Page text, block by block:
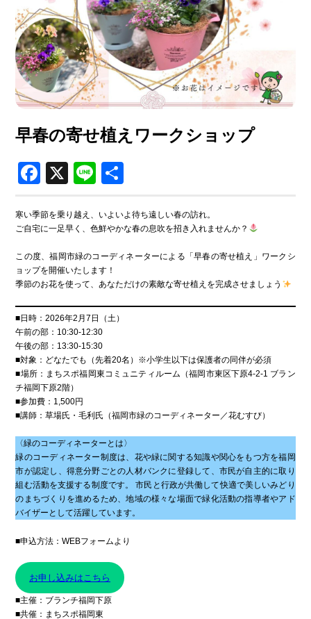
-支援を受ける
●運営団体アタラボ
ACTION TOWN LAB.
-アタラボとは
-アタラボからのお知らせ
●寄附・ボランティア
Join Us
-賛助会員で応援する
-ボランティアで応援する
●お問い合わせ
Contact
早春の寄せ植えワークショップ
Facebook
X Line
寒い季節を乗り越え、いよいよ待ち遠しい春の訪れ。
ご自宅に一足早く、色鮮やかな春の息吹を招き入れませんか？
この度、福岡市緑のコーディネーターによる「早春の寄せ植え」ワークシ
ョップを開催いたします！
季節のお花を使って、あなただけの素敵な寄せ植えを完成させましょう
■日時：2026年2月7日（土）
午前の部：10:30-12:30
午後の部：13:30-15:30
■対象：どなたでも（先着20名）※小学生以下は保護者の同伴が必須
■場所：まちスポ福岡東コミュニティルーム（福岡市東区下原4-2-1 ブラン
チ福岡下原2階）
■参加費：1,500円
■講師：草場氏・毛利氏（福岡市緑のコーディネーター／花むすび）
〈緑のコーディネーターとは〉
緑のコーディネーター制度は、花や緑に関する知識や関心をもつ方を福岡
市が認定し、得意分野ごとの人材バンクに登録して、市民が自主的に取り
組む活動を支援する制度です。 市民と行政が共働して快適で美しいみどり
のまちづくりを進めるため、地域の様々な場面で緑化活動の指導者やアド
バイザーとして活躍しています。
■申込方法：WEBフォームより
お申し込みはこちら
■主催：ブランチ福岡下原
■共催：まちスポ福岡東